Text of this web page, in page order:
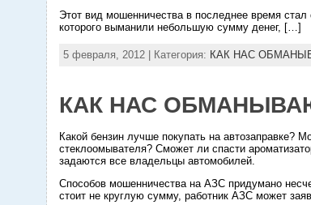
Этот вид мошенничества в последнее время
которого выманили небольшую сумму денег, […]
5 февраля, 2012 | Категория: КАК НАС
КАК НАС
Какой бензин лучше покупать на автозаправке?
стеклоомывателя? Сможет ли спасти
задаются все владельцы автомобилей.
Способов мошенничества на АЗС придумано
стоит не круглую сумму, работник АЗС может